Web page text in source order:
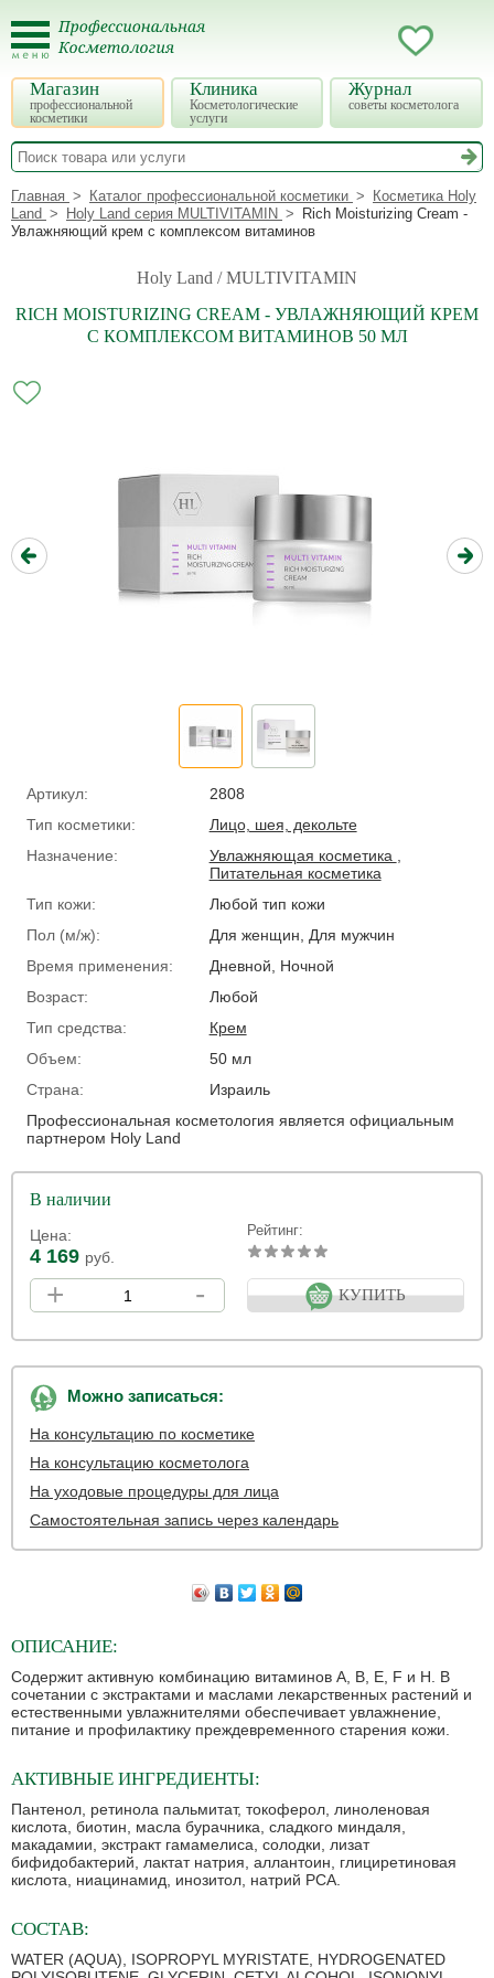
Магазин
профессиональной
косметики
Клиника
Косметологические
услуги
Журнал
советы косметолога
Главная Каталог профессиональной косметики
Косметика Holy
Land
Holy Land серия MULTIVITAMIN
Rich Moisturizing Cream -
Увлажняющий крем с комплексом витаминов
Holy Land / MULTIVITAMIN
RICH MOISTURIZING CREAM - УВЛАЖНЯЮЩИЙ КРЕМ
С КОМПЛЕКСОМ ВИТАМИНОВ 50 МЛ
Артикул:
2808
Тип косметики:
Лицо, шея, декольте
Назначение:
Увлажняющая косметика
Питательная косметика
Тип кожи:
Любой тип кожи
Пол (м/ж):
Для женщин, Для мужчин
Время применения:
Дневной, Ночной
Возраст:
Любой
Тип средства:
Крем
Объем:
50 мл
Страна:
Израиль
Профессиональная косметология является официальным
партнером Holy Land
В наличии
Цена:
4 169 руб.
Рейтинг:
+ - КУПИТЬ
Можно записаться:
На консультацию по косметике
На консультацию косметолога
На уходовые процедуры для лица
Самостоятельная запись через календарь
ОПИСАНИЕ:
Содержит активную комбинацию витаминов A, B, Е, F и H. В
сочетании с экстрактами и маслами лекарственных растений и
естественными увлажнителями обеспечивает увлажнение,
питание и профилактику преждевременного старения кожи.
АКТИВНЫЕ ИНГРЕДИЕНТЫ:
Пантенол, ретинола пальмитат, токоферол, линоленовая
кислота, биотин, масла бурачника, сладкого миндаля,
макадамии, экстракт гамамелиса, солодки, лизат
бифидобактерий, лактат натрия, аллантоин, глициретиновая
кислота, ниацинамид, инозитол, натрий РСА.
СОСТАВ:
WATER (AQUA), ISOPROPYL MYRISTATE, HYDROGENATED